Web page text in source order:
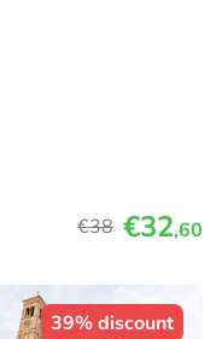
€38 €32,60
39% discount